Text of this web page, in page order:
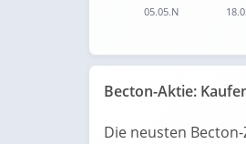
05.05.N
Becton-Aktie:
Die neusten